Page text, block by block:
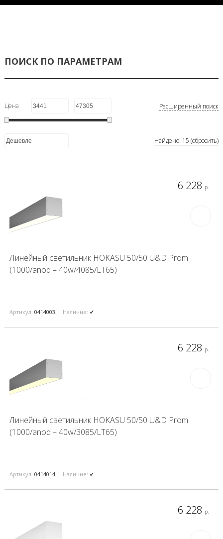
ПОИСК ПО ПАРАМЕТРАМ
Цена Расширенный поиск
Найдено: 15 (сбросить)
Линейный светильник HOKASU 50/50 U&D Prom
(1000/anod – 40w/4085/LT65)
Артикул: 0414003 Наличие: ✔
6 228 р.
Линейный светильник HOKASU 50/50 U&D Prom
(1000/anod – 40w/3085/LT65)
Артикул: 0414014 Наличие: ✔
6 228 р.
6 228 р.